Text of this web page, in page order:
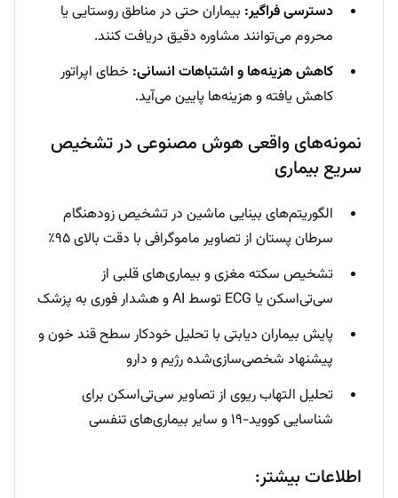
دسترسی فراگیر: بیماران حتی در مناطق روستایی یا
محروم می‌توانند مشاوره دقیق دریافت کنند.
کاهش هزینه‌ها و اشتباهات انسانی: خطای اپراتور
کاهش یافته و هزینه‌ها پایین می‌آید.
نمونه‌های واقعی هوش مصنوعی در تشخیص
سریع بیماری
الگوریتم‌های بینایی ماشین در تشخیص زودهنگام
سرطان پستان از تصاویر ماموگرافی با دقت بالای ۹۵٪
تشخیص سکته مغزی و بیماری‌های قلبی از
سی‌تی‌اسکن یا ECG توسط AI و هشدار فوری به پزشک
پایش بیماران دیابتی با تحلیل خودکار سطح قند خون و
پیشنهاد شخصی‌سازی‌شده رژیم و دارو
تحلیل التهاب ریوی از تصاویر سی‌تی‌اسکن برای
شناسایی کووید-۱۹ و سایر بیماری‌های تنفسی
اطلاعات بیشتر: